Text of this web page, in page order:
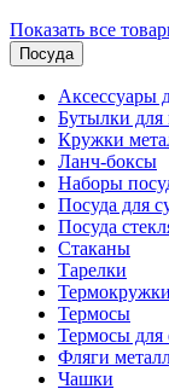
Показать все
Посуда
Аксессуары
Бутылки для
Кружки
Ланч-боксы
Наборы
Посуда для
Посуда
Стаканы
Тарелки
Термокружки
Термосы
Термосы для
Фляги
Чашки